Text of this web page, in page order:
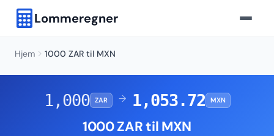
Lommeregner
Hjem 1000 ZAR til MXN
1,000 ZAR → 1,053.72 MXN
1000 ZAR til MXN